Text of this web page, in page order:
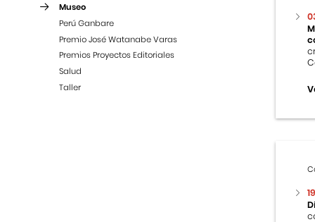
Museo
Perú Ganbare
Premio José Watanabe Varas
Premios Proyectos Editoriales
Salud
Taller